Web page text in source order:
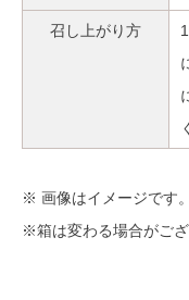
召し上がり方
※ 画像はイメージです。
※箱は変わる場合がござ